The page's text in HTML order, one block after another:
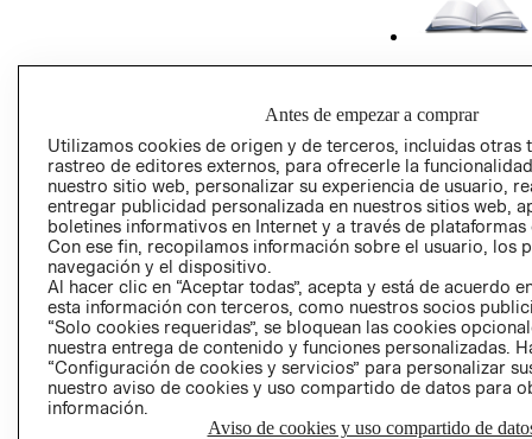
PRIVACIDAD
GIFT CARD
AVISO DE
Perú (S/)
CAMBIAR REGIÓN
Antes de empezar a comprar
Utilizamos cookies de origen y de terceros, incluidas otras
rastreo de editores externos, para ofrecerle la
nuestro sitio web, personalizar su experiencia de usuario,
entregar publicidad personalizada en nuestros sitios web,
boletines informativos en Internet y a través de plataformas
Con ese fin, recopilamos información sobre el usuario, los
navegación y el dispositivo.
Al hacer clic en “Aceptar todas”, acepta y está de acuerdo
esta información con terceros, como nuestros socios
“Solo cookies requeridas”, se bloquean las cookies
nuestra entrega de contenido y funciones personalizadas.
“Configuración de cookies y servicios” para personalizar
nuestro aviso de cookies y uso compartido de datos para
información.
Aviso de cookies y uso compartido de